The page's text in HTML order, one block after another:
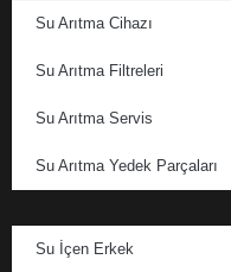
Su Arıtma Cihazı
Su Arıtma Filtreleri
Su Arıtma Servis
Su Arıtma Yedek Parçaları
Su İçen Erkek